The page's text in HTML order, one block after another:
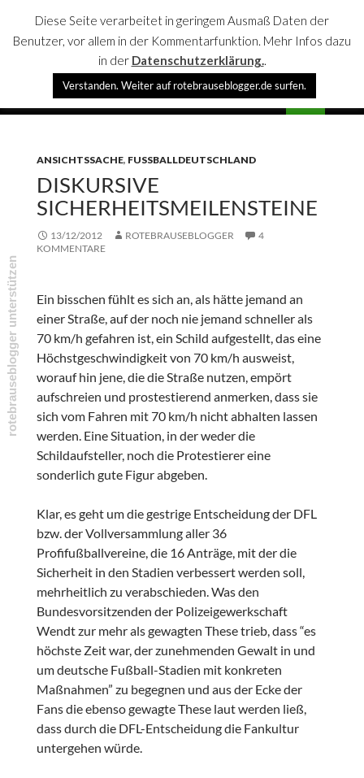
rotebrauseblogger
SPRINGE
ANSICHTSSACHE, FUSSBALLDEUTSCHLAND
DISKURSIVE
SICHERHEITSMEILENSTEINE
13/12/2012 ROTEBRAUSEBLOGGER
4
KOMMENTARE
Ein bisschen fühlt es sich an, als hätte jemand an
einer Straße, auf der noch nie jemand schneller als
70 km/h gefahren ist, ein Schild aufgestellt, das eine
Höchstgeschwindigkeit von 70 km/h ausweist,
worauf hin jene, die die Straße nutzen, empört
aufschreien und prostestierend anmerken, dass sie
sich vom Fahren mit 70 km/h nicht abhalten lassen
werden. Eine Situation, in der weder die
Schildaufsteller, noch die Protestierer eine
sonderlich gute Figur abgeben.
Klar, es geht um die gestrige Entscheidung der DFL
bzw. der Vollversammlung aller 36
Profifußballvereine, die 16 Anträge, mit der die
Sicherheit in den Stadien verbessert werden soll,
mehrheitlich zu verabschieden. Was den
Bundesvorsitzenden der Polizeigewerkschaft
Wendt zur mehr als gewagten These trieb, dass “es
höchste Zeit war, der zunehmenden Gewalt in und
um deutsche Fußball-Stadien mit konkreten
Maßnahmen” zu begegnen und aus der Ecke der
Fans die ebenso gewagte These laut werden ließ,
dass durch die DFL-Entscheidung die Fankultur
untergehen würde.
Diese Seite verarbeitet in geringem Ausmaß Daten der
Benutzer, vor allem in der Kommentarfunktion. Mehr Infos dazu
in der Datenschutzerklärung..
Verstanden. Weiter auf rotebrauseblogger.de surfen.
rotebrauseblogger unterstützen